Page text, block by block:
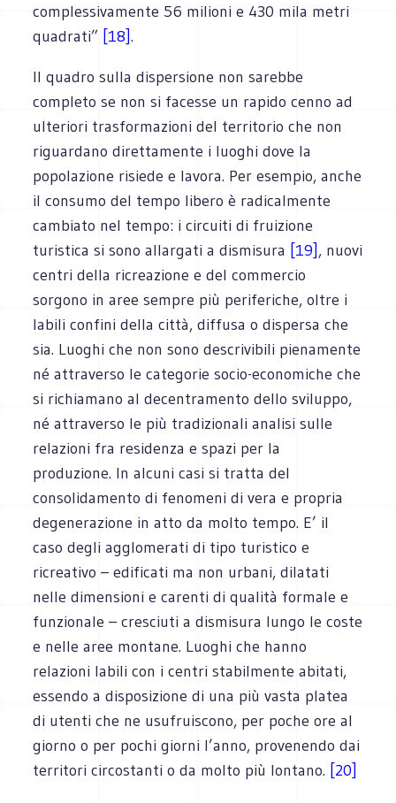
complessivamente 56 milioni e 430 mila metri
quadrati” [18].
Il quadro sulla dispersione non sarebbe
completo se non si facesse un rapido cenno ad
ulteriori trasformazioni del territorio che non
riguardano direttamente i luoghi dove la
popolazione risiede e lavora. Per esempio, anche
il consumo del tempo libero è radicalmente
cambiato nel tempo: i circuiti di fruizione
turistica si sono allargati a dismisura [19], nuovi
centri della ricreazione e del commercio
sorgono in aree sempre più periferiche, oltre i
labili confini della città, diffusa o dispersa che
sia. Luoghi che non sono descrivibili pienamente
né attraverso le categorie socio-economiche che
si richiamano al decentramento dello sviluppo,
né attraverso le più tradizionali analisi sulle
relazioni fra residenza e spazi per la
produzione. In alcuni casi si tratta del
consolidamento di fenomeni di vera e propria
degenerazione in atto da molto tempo. E’ il
caso degli agglomerati di tipo turistico e
ricreativo – edificati ma non urbani, dilatati
nelle dimensioni e carenti di qualità formale e
funzionale – cresciuti a dismisura lungo le coste
e nelle aree montane. Luoghi che hanno
relazioni labili con i centri stabilmente abitati,
essendo a disposizione di una più vasta platea
di utenti che ne usufruiscono, per poche ore al
giorno o per pochi giorni l’anno, provenendo dai
territori circostanti o da molto più lontano. [20]